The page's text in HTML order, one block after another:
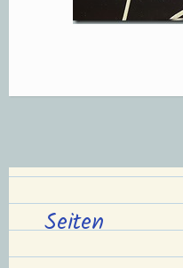
Seiten